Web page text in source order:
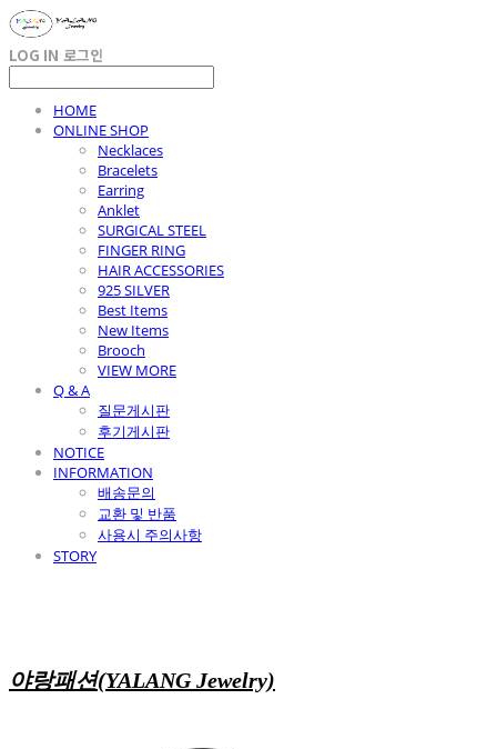
LOG IN 로그인
HOME
ONLINE SHOP
Necklaces
Bracelets
Earring
Anklet
SURGICAL STEEL
FINGER RING
HAIR ACCESSORIES
925 SILVER
Best Items
New Items
Brooch
VIEW MORE
Q & A
질문게시판
후기게시판
NOTICE
INFORMATION
배송문의
교환 및 반품
사용시 주의사항
STORY
야랑패션(YALANG Jewelry)